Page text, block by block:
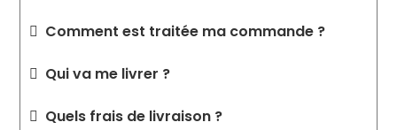
Comment est traitée ma commande ?
Qui va me livrer ?
Quels frais de livraison ?